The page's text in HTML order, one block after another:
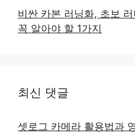
비싼 카본 러닝화, 초보
꼭 알아야 할 1가지
최신 댓글
셋로그 카메라 활용법과